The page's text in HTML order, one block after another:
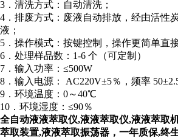
3．清洗方式：自动清洗；
4．排废方式：废液自动排放，经由活性
液；
5．操作模式：按键控制，操作更简单直接
6．处理样品数：1-6 个（可定制）
7．输入功率：≤500W
8．输入电源： AC220V±5％，频率
9．环境温度：0～40℃
10．环境湿度：≤90％
全自动液液萃取仪,液液萃取仪,液液萃取
萃取装置,液液萃取振荡器，一年质保,终